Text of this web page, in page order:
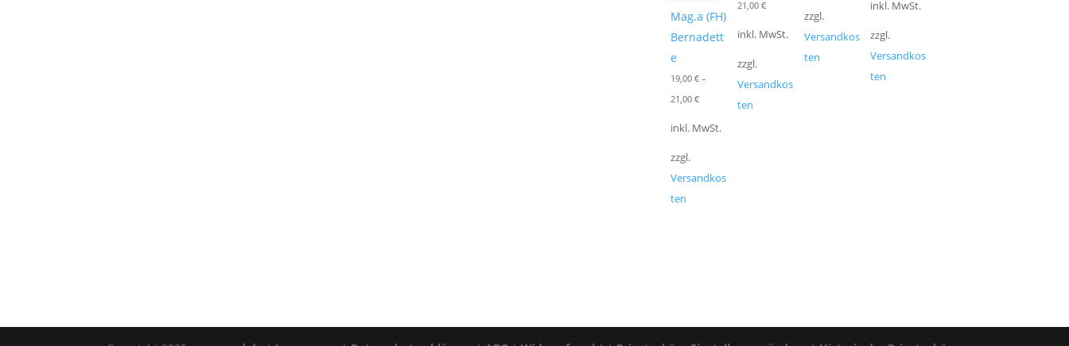
Mag.a (FH)
Bernadett
e
19,00€ –
21,00€
inkl. MwSt.
zzgl.
Versandkos
ten
21,00 €
inkl. MwSt.
zzgl.
Versandkos
ten
zzgl.
Versandkos
ten
inkl. MwSt.
zzgl.
Versandkos
ten